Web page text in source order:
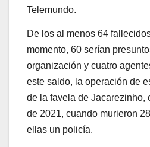
Telemundo.
De los al menos 64
momento, 60 serían
organización y cuatro
este saldo, la operación de
de la favela de Jacarezinho,
de 2021, cuando murieron
ellas un policía.